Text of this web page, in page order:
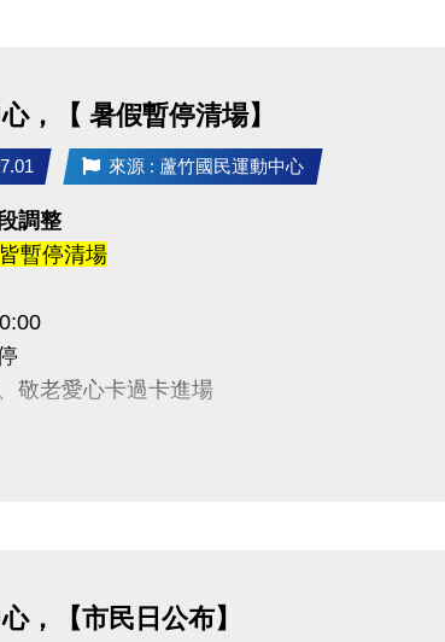
更健康，
與心意
#112
運動中心
，【 暑假暫停清場】
來源 : 蘆竹國民運動中心
調整
暫停清場
敬老愛心卡過卡進場
運動中心
，【市民日公布】